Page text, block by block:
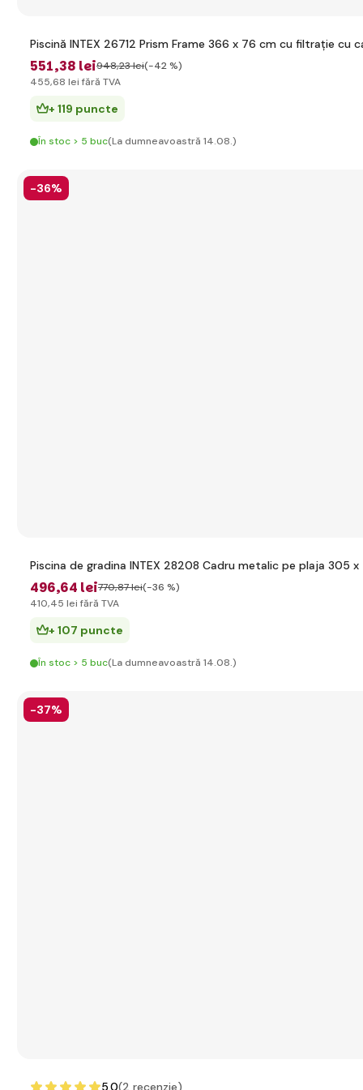
Piscină INTEX 26712 Prism Frame 366 x 76 cm cu filtrație cu
551,38 lei948,23 lei(-42 %)
455,68 lei fără TVA
+ 119 puncte
În stoc > 5 buc(La dumneavoastră 14.08.)
-36%
Piscina de gradina INTEX 28208 Cadru metalic pe plaja 305
496,64 lei770,87 lei(-36 %)
410,45 lei fără TVA
+ 107 puncte
În stoc > 5 buc(La dumneavoastră 14.08.)
-37%
5.0(2 recenzie)